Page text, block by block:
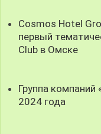
Cosmos Hotel
первый
Club в Омске
Группа
2024 года